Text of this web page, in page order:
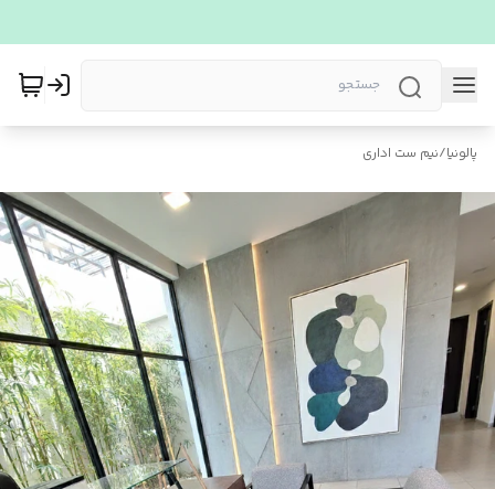
پالونیا/نیم ست اداری